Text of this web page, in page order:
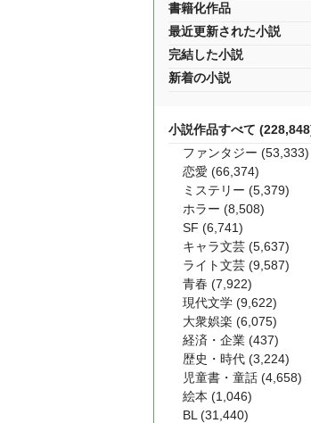
書籍化作品
最近更新された小説
完結した小説
新着の小説
小説作品すべて
ファンタジー (53,333)
恋愛 (66,374)
ミステリー (5,379)
ホラー (8,508)
SF (6,741)
キャラ文芸 (5,637)
ライト文芸 (9,587)
青春 (7,922)
現代文学 (9,622)
大衆娯楽 (6,075)
経済・企業 (437)
歴史・時代 (3,224)
児童書・童話 (4,658)
絵本 (1,046)
BL (31,440)